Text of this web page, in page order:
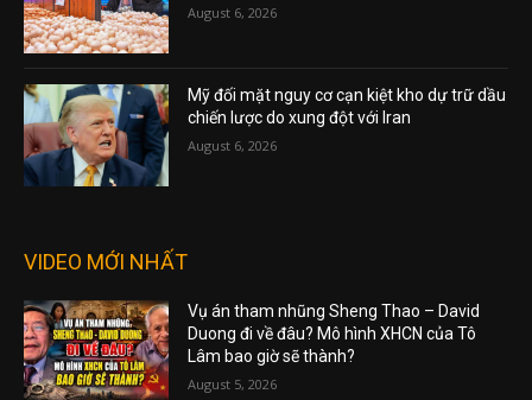
August 6, 2026
Mỹ đối mặt nguy cơ cạn kiệt kho dự trữ dầu
chiến lược do xung đột với Iran
August 6, 2026
VIDEO MỚI NHẤT
Vụ án tham nhũng Sheng Thao – David
Duong đi về đâu? Mô hình XHCN của Tô
Lâm bao giờ sẽ thành?
August 5, 2026